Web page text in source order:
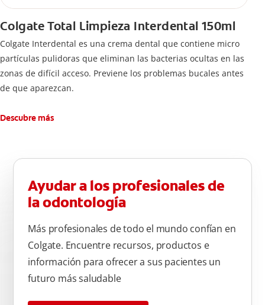
Colgate Total Limpieza Interdental 150ml
Colgate Interdental es una crema dental que contiene micro
partículas pulidoras que eliminan las bacterias ocultas en las
zonas de difícil acceso. Previene los problemas bucales antes
de que aparezcan.
Descubre más
Ayudar a los profesionales de
la odontología
Más profesionales de todo el mundo confían en
Colgate. Encuentre recursos, productos e
información para ofrecer a sus pacientes un
futuro más saludable